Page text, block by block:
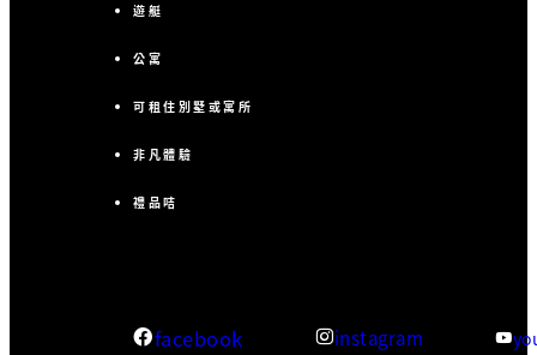
遊艇
公寓
可租住別墅或寓所
非凡體驗
禮品咭
facebook instagram